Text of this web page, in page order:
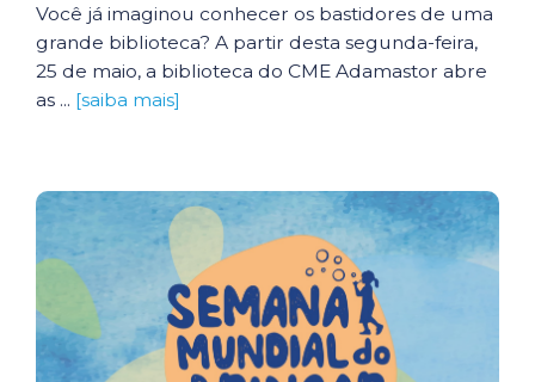
Você já imaginou conhecer os bastidores de uma
grande biblioteca? A partir desta segunda-feira,
25 de maio, a biblioteca do CME Adamastor abre
as ... [saiba mais]